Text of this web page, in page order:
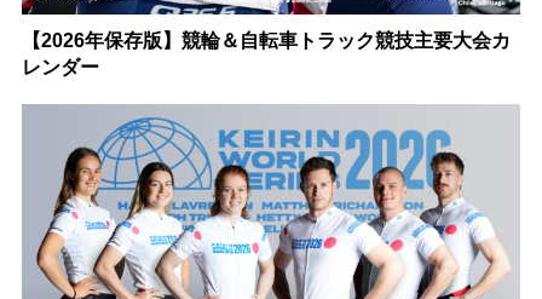
【2026年保存版】競輪＆自転車トラック競技主要大会カ
レンダー